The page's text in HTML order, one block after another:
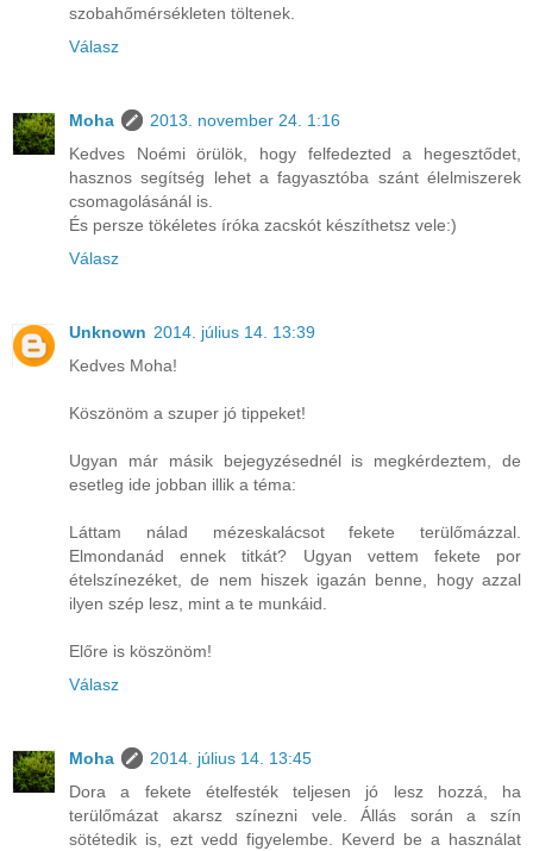
szobahőmérsékleten töltenek.
Válasz
Moha
2013. november 24. 1:16
Kedves Noémi örülök, hogy felfedezted a hegesztődet,
hasznos segítség lehet a fagyasztóba szánt élelmiszerek
csomagolásánál is.
És persze tökéletes íróka zacskót készíthetsz vele:)
Válasz
Unknown 2014. július 14. 13:39
Kedves Moha!
Köszönöm a szuper jó tippeket!
Ugyan már másik bejegyzésednél is megkérdeztem, de
esetleg ide jobban illik a téma:
Láttam nálad mézeskalácsot fekete terülőmázzal.
Elmondanád ennek titkát? Ugyan vettem fekete por
ételszínezéket, de nem hiszek igazán benne, hogy azzal
ilyen szép lesz, mint a te munkáid.
Előre is köszönöm!
Válasz
Moha
2014. július 14. 13:45
Dora a fekete ételfesték teljesen jó lesz hozzá, ha
terülőmázat akarsz színezni vele. Állás során a szín
sötétedik is, ezt vedd figyelembe. Keverd be a használat